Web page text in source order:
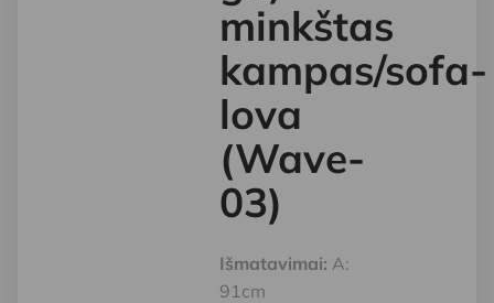
minkštas
kampas/sofa-
lova
(Wave-
03)
Išmatavimai: A:
91cm